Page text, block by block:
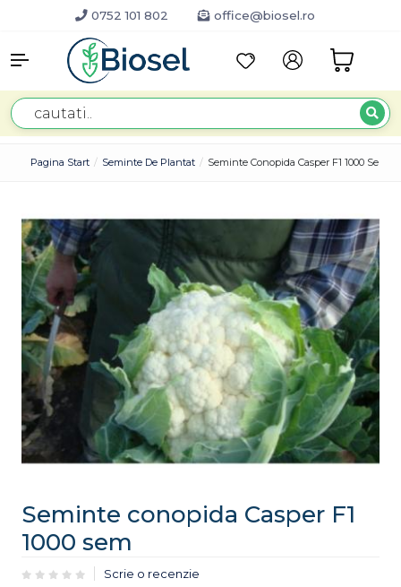
0752 101 802 office@biosel.ro
Pagina Start Seminte De Plantat Seminte Conopida Casper F1 1000 Sem
Seminte conopida Casper F1
1000 sem
Scrie o recenzie